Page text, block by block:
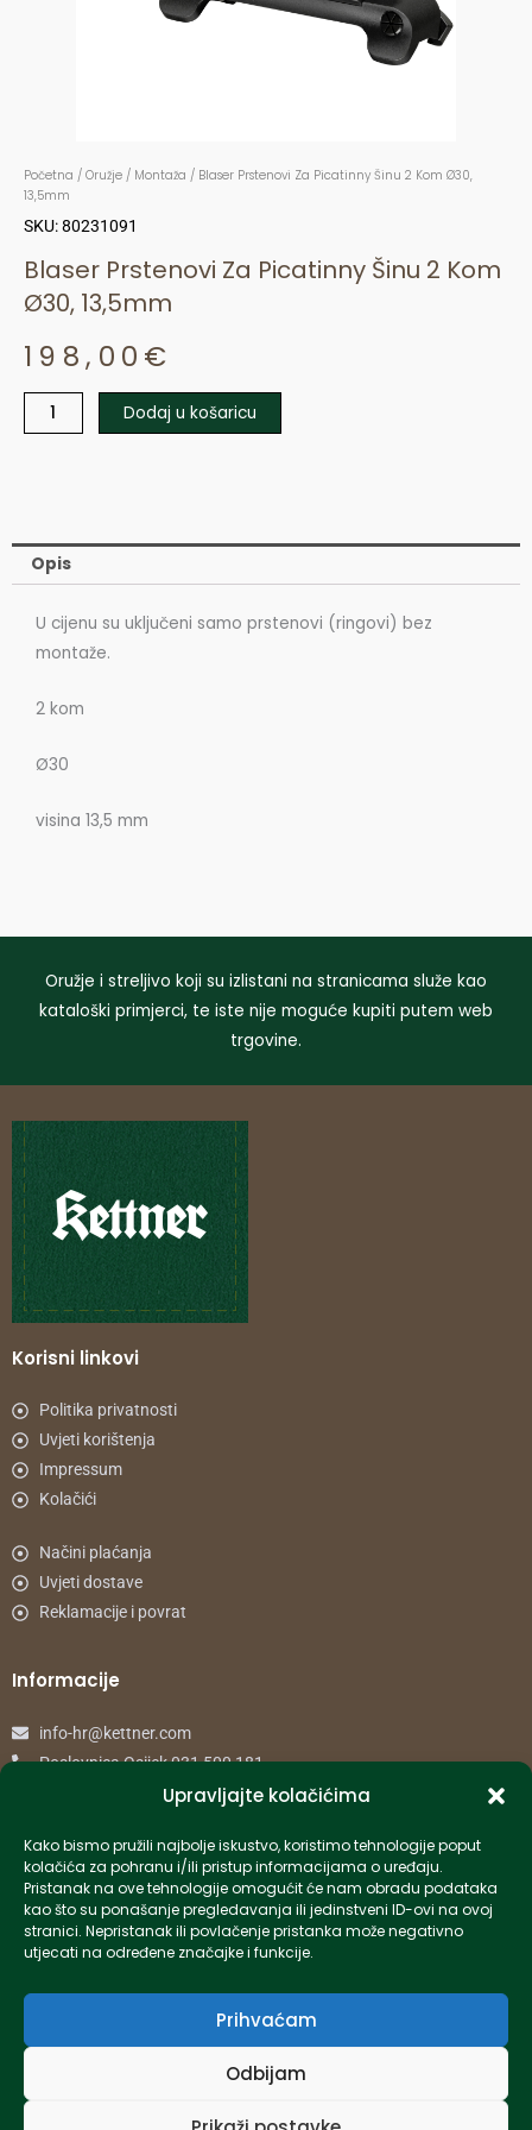
Upravljajte kolačićima
Kako bismo pružili najbolje iskustvo, koristimo tehnologije poput
kolačića za pohranu i/ili pristup informacijama o uređaju.
Pristanak na ove tehnologije omogućit će nam obradu podataka
kao što su ponašanje pregledavanja ili jedinstveni ID-ovi na ovoj
stranici. Nepristanak ili povlačenje pristanka može negativno
utjecati na određene značajke i funkcije.
Prihvaćam
Odbijam
Početna / Oružje / Montaža / Blaser Prstenovi Za Picatinny Šinu 2 Kom Ø30,
13,5mm
SKU: 80231091
Blaser Prstenovi Za Picatinny Šinu 2 Kom
Ø30, 13,5mm
198,00 €
Blaser
Šinu
Ø30,
13,5mm
Dodaj u košaricu
Opis
U cijenu su uključeni samo prstenovi (ringovi) bez
montaže.
2 kom
Ø30
visina 13,5 mm
Oružje i streljivo koji su izlistani na stranicama služe kao
kataloški primjerci, te iste nije moguće kupiti putem web
trgovine.
Korisni linkovi
Politika privatnosti
Uvjeti korištenja
Impressum
Kolačići
Načini plaćanja
Uvjeti dostave
Reklamacije i povrat
Informacije
info-hr@kettner.com
Poslovnica Osijek 031 500 181
Poslovnica Zagreb 01 7798 900
© 2024 Kettner. Sva prava pridržana.